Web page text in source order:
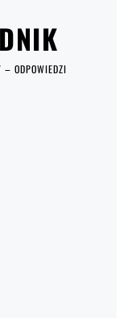
ODPOWIEDZI